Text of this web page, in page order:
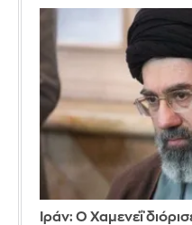
Ιράν: Ο Χαμενεΐ